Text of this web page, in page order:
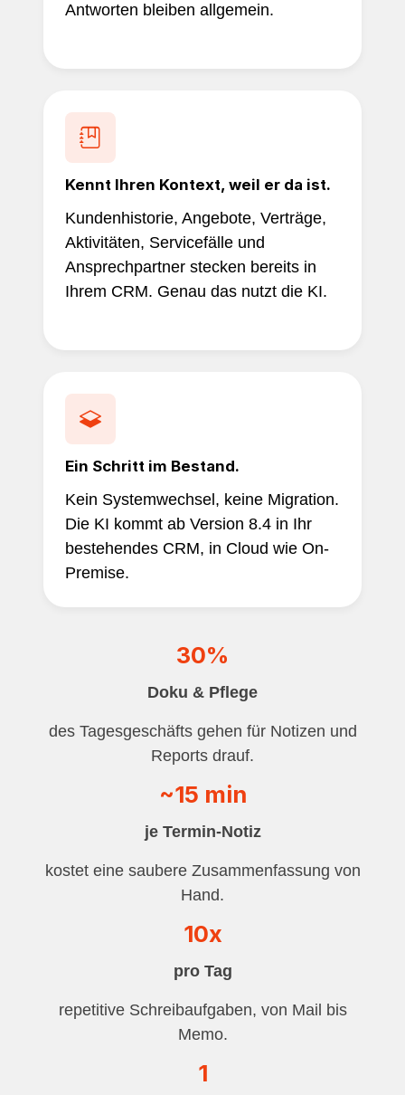
Antworten bleiben allgemein.
Kennt Ihren Kontext, weil er da ist.
Kundenhistorie, Angebote, Verträge,
Aktivitäten, Servicefälle und
Ansprechpartner stecken bereits in
Ihrem CRM. Genau das nutzt die KI.
Ein Schritt im Bestand.
Kein Systemwechsel, keine Migration.
Die KI kommt ab Version 8.4 in Ihr
bestehendes CRM, in Cloud wie On-
Premise.
30%
Doku & Pflege
des Tagesgeschäfts gehen für Notizen und
Reports drauf.
~15 min
je Termin-Notiz
kostet eine saubere Zusammenfassung von
Hand.
10x
pro Tag
repetitive Schreibaufgaben, von Mail bis
Memo.
1